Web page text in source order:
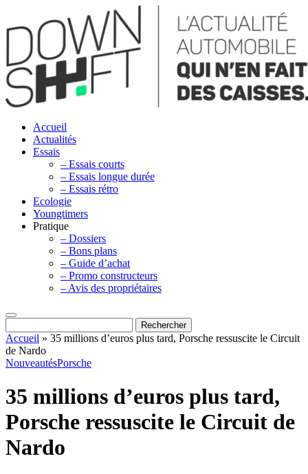
Accueil
Actualités
Essais
– Essais courts
– Essais longue durée
– Essais rétro
Ecologie
Youngtimers
Pratique
– Dossiers
– Bons plans
– Guide d’achat
– Promo constructeurs
– Avis des propriétaires
Accueil » 35 millions d’euros plus tard, Porsche ressuscite le Circuit
de Nardo
NouveautésPorsche
35 millions d’euros plus tard,
Porsche ressuscite le Circuit de
Nardo